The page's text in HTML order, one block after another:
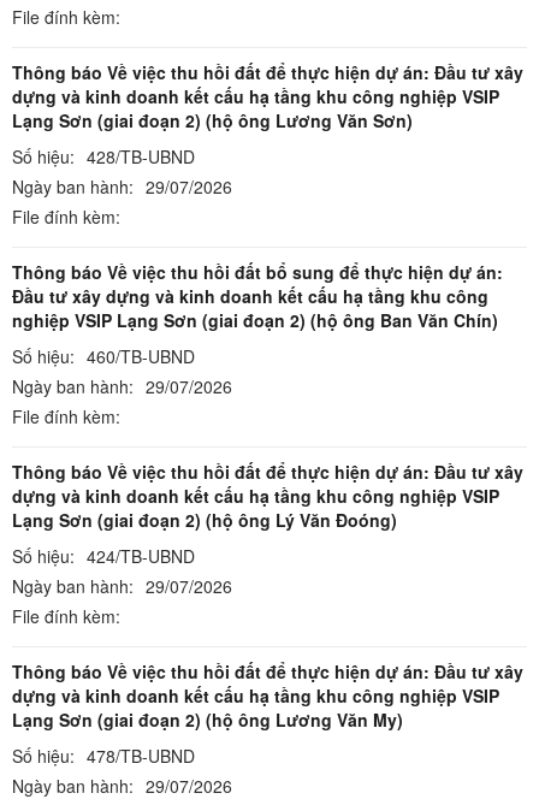
File đính kèm:
Thông báo Về việc thu hồi đất để thực hiện dự án: Đầu tư xây
dựng và kinh doanh kết cấu hạ tầng khu công nghiệp VSIP
Lạng Sơn (giai đoạn 2) (hộ ông Lương Văn Sơn)
Số hiệu: 428/TB-UBND
Ngày ban hành: 29/07/2026
File đính kèm:
Thông báo Về việc thu hồi đất bổ sung để thực hiện dự án:
Đầu tư xây dựng và kinh doanh kết cấu hạ tầng khu công
nghiệp VSIP Lạng Sơn (giai đoạn 2) (hộ ông Ban Văn Chín)
Số hiệu: 460/TB-UBND
Ngày ban hành: 29/07/2026
File đính kèm:
Thông báo Về việc thu hồi đất để thực hiện dự án: Đầu tư xây
dựng và kinh doanh kết cấu hạ tầng khu công nghiệp VSIP
Lạng Sơn (giai đoạn 2) (hộ ông Lý Văn Đoóng)
Số hiệu: 424/TB-UBND
Ngày ban hành: 29/07/2026
File đính kèm:
Thông báo Về việc thu hồi đất để thực hiện dự án: Đầu tư xây
dựng và kinh doanh kết cấu hạ tầng khu công nghiệp VSIP
Lạng Sơn (giai đoạn 2) (hộ ông Lương Văn My)
Số hiệu: 478/TB-UBND
Ngày ban hành: 29/07/2026